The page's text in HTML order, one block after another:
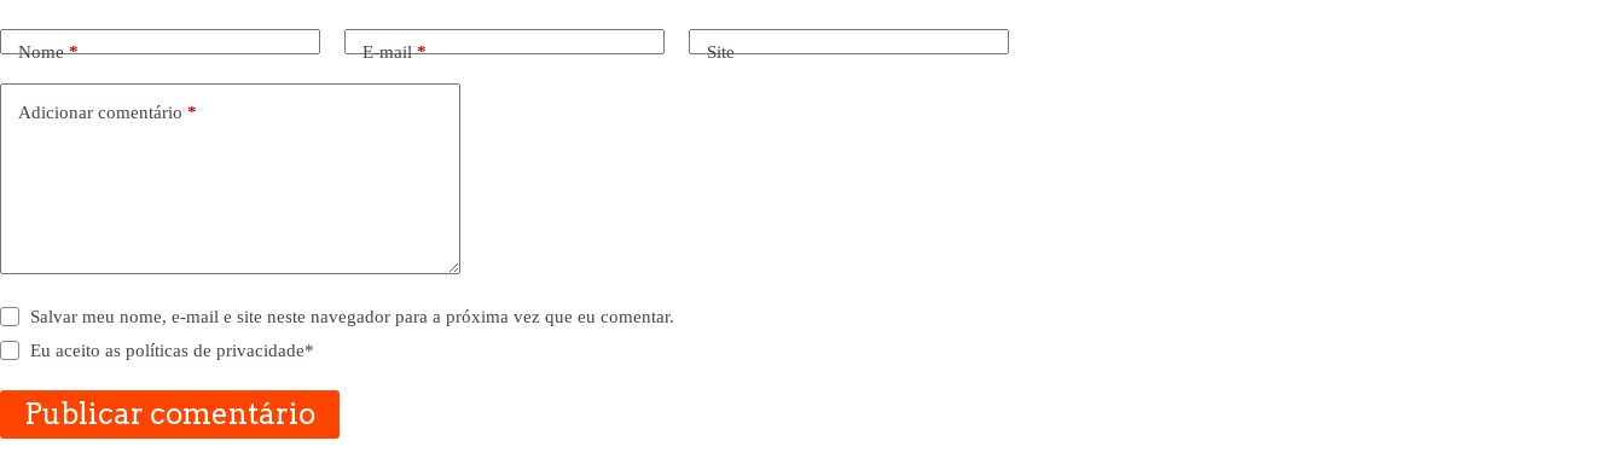
Nome* E-mail* Site
Adicionar comentário *
Salvar meu nome, e-mail e site neste navegador para a próxima vez que eu comentar.
Eu aceito aspolíticas de privacidade*
Publicar comentário